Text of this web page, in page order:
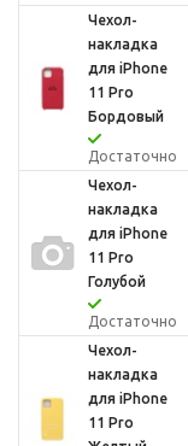
Чехол-
накладка
для iPhone
11 Pro
Бордовый
Достаточно
Чехол-
накладка
для iPhone
11 Pro
Голубой
Достаточно
Чехол-
накладка
для iPhone
11 Pro